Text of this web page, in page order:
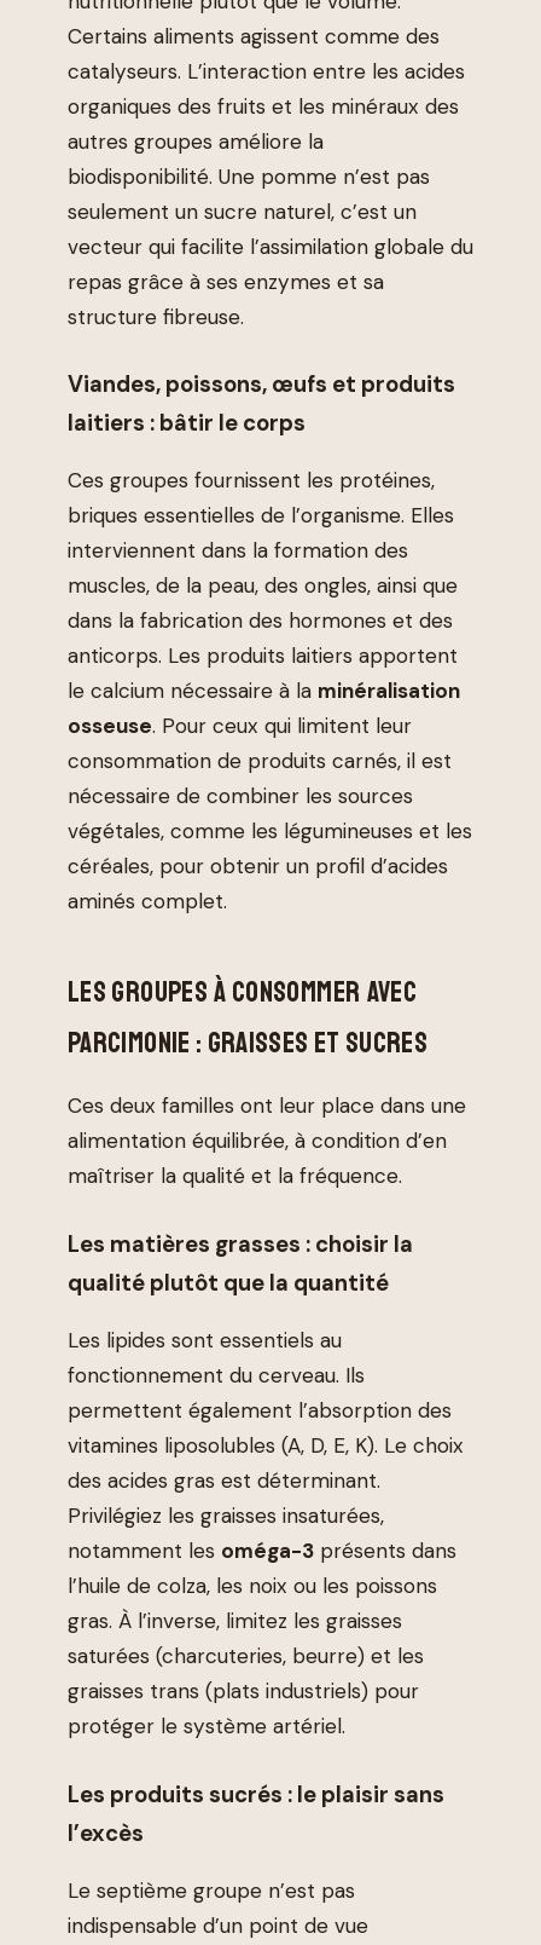
Certains aliments agissent comme des
catalyseurs. L’interaction entre les acides
organiques des fruits et les minéraux des
autres groupes améliore la
biodisponibilité. Une pomme n’est pas
seulement un sucre naturel, c’est un
vecteur qui facilite l’assimilation globale du
repas grâce à ses enzymes et sa
structure fibreuse.
Viandes, poissons, œufs et produits
laitiers : bâtir le corps
Ces groupes fournissent les protéines,
briques essentielles de l’organisme. Elles
interviennent dans la formation des
muscles, de la peau, des ongles, ainsi que
dans la fabrication des hormones et des
anticorps. Les produits laitiers apportent
le calcium nécessaire à la minéralisation
osseuse. Pour ceux qui limitent leur
consommation de produits carnés, il est
nécessaire de combiner les sources
végétales, comme les légumineuses et les
céréales, pour obtenir un profil d’acides
aminés complet.
LES GROUPES À CONSOMMER AVEC
PARCIMONIE : GRAISSES ET SUCRES
Ces deux familles ont leur place dans une
alimentation équilibrée, à condition d’en
maîtriser la qualité et la fréquence.
Les matières grasses : choisir la
qualité plutôt que la quantité
Les lipides sont essentiels au
fonctionnement du cerveau. Ils
permettent également l’absorption des
vitamines liposolubles (A, D, E, K). Le choix
des acides gras est déterminant.
Privilégiez les graisses insaturées,
notamment les oméga-3 présents dans
l’huile de colza, les noix ou les poissons
gras. À l’inverse, limitez les graisses
saturées (charcuteries, beurre) et les
graisses trans (plats industriels) pour
protéger le système artériel.
Les produits sucrés : le plaisir sans
l’excès
Le septième groupe n’est pas
indispensable d’un point de vue